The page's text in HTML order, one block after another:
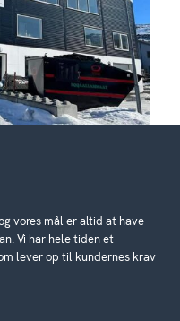
vores mål er altid at have
Vi har hele tiden et
lever op til kundernes krav